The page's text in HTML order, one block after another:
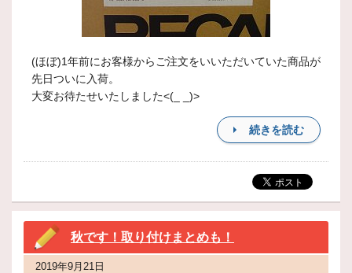
(ほぼ)1年前にお客様からご注文をいいただいていた商品が
先日ついに入荷。
大変お待たせいたしました<(_ _)>
続きを読む
秋です！取り付けまとめも！
2019年9月21日